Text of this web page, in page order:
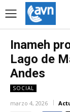
Inameh
Lago de
Andes
SOCIAL
marzo 4, 2026